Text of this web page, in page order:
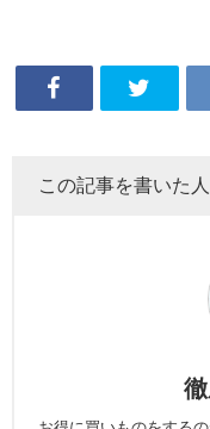
この記事を書いた人